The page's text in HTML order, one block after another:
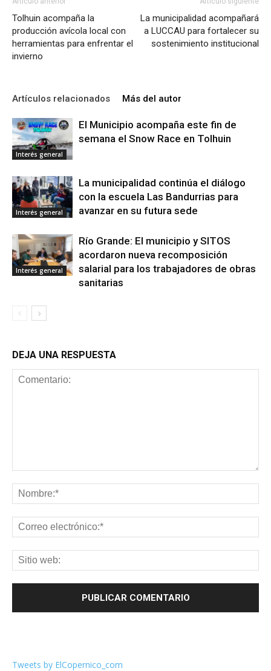
Tolhuin acompaña la
producción avícola local con
herramientas para enfrentar el
invierno
La municipalidad acompañará
a LUCCAU para fortalecer su
sostenimiento institucional
Artículos relacionados Más del autor
Interés general
El Municipio acompaña este fin de
semana el Snow Race en Tolhuin
Interés general
La municipalidad continúa el diálogo
con la escuela Las Bandurrias para
avanzar en su futura sede
Interés general
Río Grande: El municipio y SITOS
acordaron nueva recomposición
salarial para los trabajadores de obras
sanitarias
DEJA UNA RESPUESTA
Tweets by ElCopernico_com